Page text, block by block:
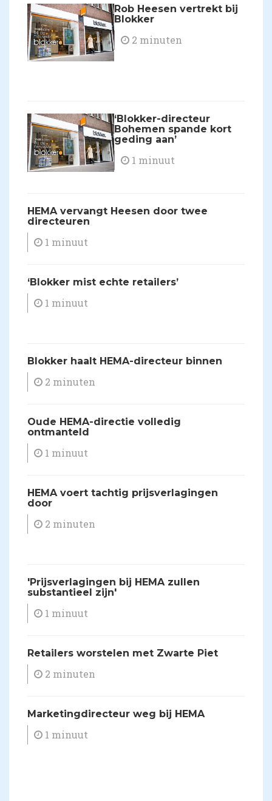
Rob Heesen vertrekt bij
Blokker
2 minuten
​‘Blokker-directeur
Bohemen spande kort
geding aan’
1 minuut
​HEMA vervangt Heesen door twee
directeuren
1 minuut
​‘Blokker mist echte retailers’
1 minuut
​Blokker haalt HEMA-directeur binnen
2 minuten
​Oude HEMA-directie volledig
ontmanteld
1 minuut
HEMA voert tachtig prijsverlagingen
door
2 minuten
'Prijsverlagingen bij HEMA zullen
substantieel zijn'
1 minuut
Retailers worstelen met Zwarte Piet
2 minuten
Marketingdirecteur weg bij HEMA
1 minuut